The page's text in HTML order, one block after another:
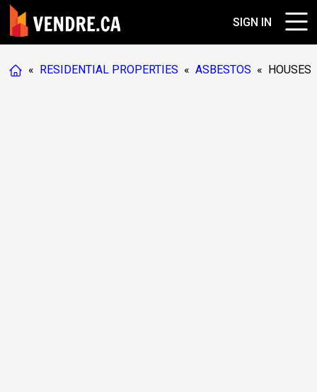
SIGN IN
« RESIDENTIAL PROPERTIES « ASBESTOS « HOUSES